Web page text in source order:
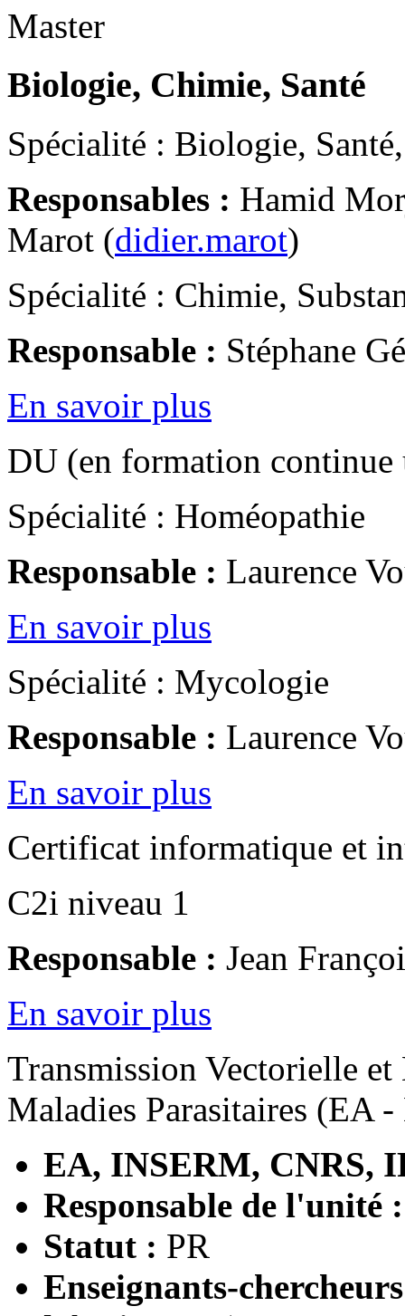
Master
Biologie, Chimie, Santé
Spécialité : Biologie,
Responsables : Hamid
Marot (didier.marot)
Spécialité : Chimie,
Responsable : Stéphane
En savoir plus
DU (en formation continue
Spécialité : Homéopathie
Responsable : Laurence
En savoir plus
Spécialité : Mycologie
Responsable : Laurence
En savoir plus
Certificat informatique et
C2i niveau 1
Responsable : Jean
En savoir plus
Transmission Vectorielle
Maladies Parasitaires (EA
EA, INSERM, CNRS,
Responsable de l'unité
Statut : PR
Enseignants-